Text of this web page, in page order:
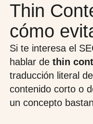
Thin
cómo
Si te interesa el
hablar de thin
traducción literal
contenido corto o
un concepto